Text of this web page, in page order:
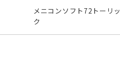
メニコンソフト72トーリッ
ク